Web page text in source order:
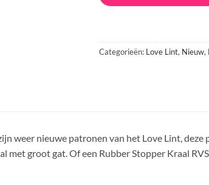
Categorieën: Love Lint, Nieuw,
weer nieuwe patronen van het Love Lint,
met groot gat. Of een Rubber Stopper Kraal